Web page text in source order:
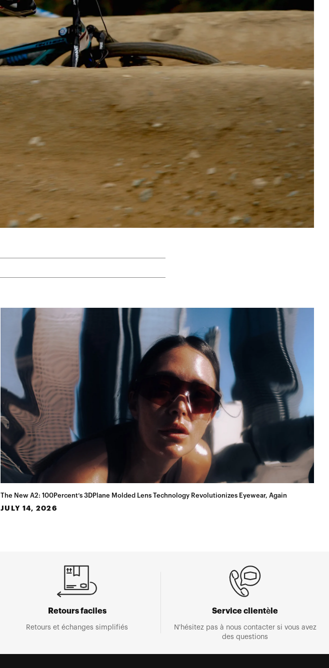
The New A2: 100Percent’s 3DPlane Molded Lens Technology Revolutionizes Eyewear, Again
JULY 14, 2026
Retours faciles
Retours et échanges simplifiés
Service clientèle
N'hésitez pas à nous contacter si vous avez
des questions